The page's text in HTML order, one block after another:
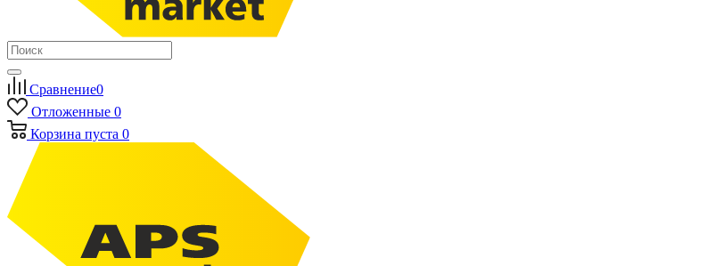
Сравнение0
Отложенные 0
Корзина пуста 0